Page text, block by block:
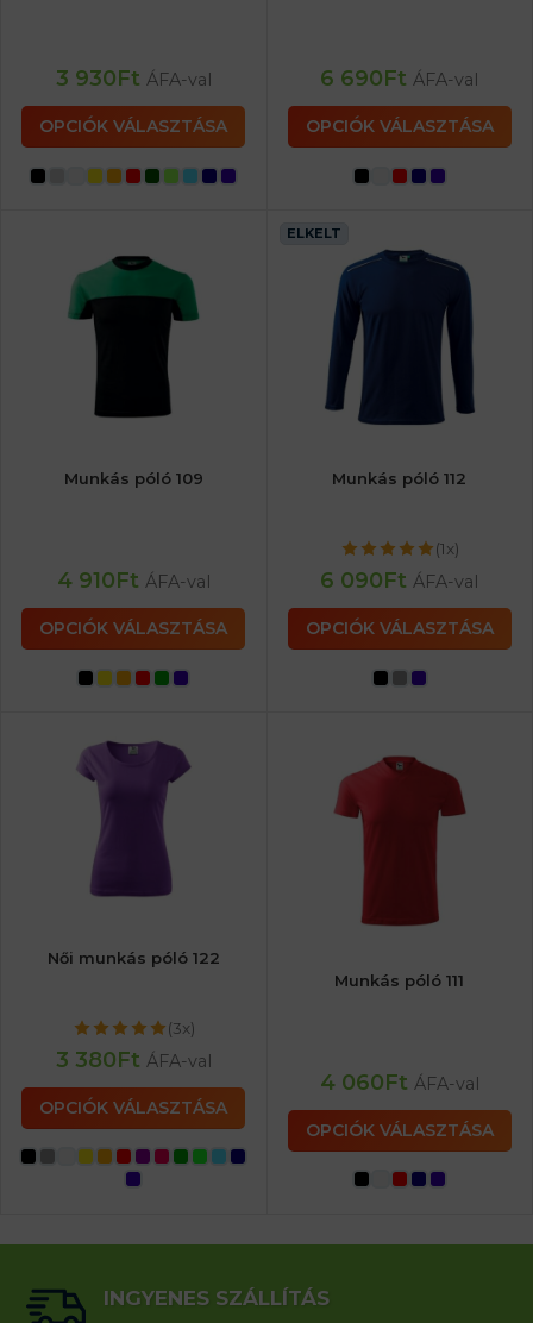
3 930Ft ÁFA-val
OPCIÓK VÁLASZTÁSA
6 690Ft ÁFA-val
OPCIÓK VÁLASZTÁSA
Munkás póló 109
4 910Ft ÁFA-val
OPCIÓK VÁLASZTÁSA
ELKELT
Munkás póló 112
(1x)
6 090Ft ÁFA-val
OPCIÓK VÁLASZTÁSA
Női munkás póló 122
(3x)
3 380Ft ÁFA-val
OPCIÓK VÁLASZTÁSA
Munkás póló 111
4 060Ft ÁFA-val
OPCIÓK VÁLASZTÁSA
INGYENES SZÁLLÍTÁS